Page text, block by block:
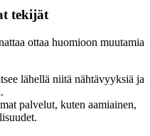
tekijät
ottaa huomioon muutamia
lähellä niitä nähtävyyksiä ja
palvelut, kuten aamiainen,